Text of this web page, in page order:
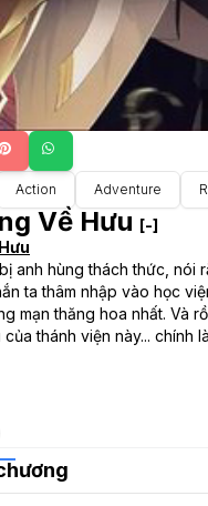
Action Adventure
Về Hưu [-]
anh hùng thách thức, nói
ta thâm nhập vào học
mạn thăng hoa nhất. Và
thánh viện này... chính